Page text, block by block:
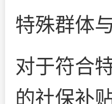
特殊群体
对于符合
的社保补